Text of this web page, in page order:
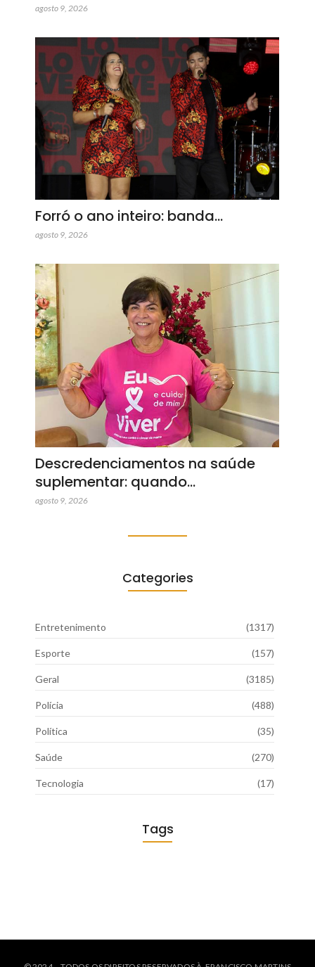
agosto 9, 2026
Forró o ano inteiro: banda…
agosto 9, 2026
Descredenciamentos na saúde
suplementar: quando…
agosto 9, 2026
Categories
Entretenimento (1317)
Esporte (157)
Geral (3185)
Polícia (488)
Política (35)
Saúde (270)
Tecnologia (17)
Tags